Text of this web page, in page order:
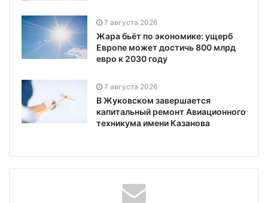
7 августа 2026
Жара бьёт по экономике: ущерб
Европе может достичь 800 млрд
евро к 2030 году
7 августа 2026
В Жуковском завершается
капитальный ремонт Авиационного
техникума имени Казанова